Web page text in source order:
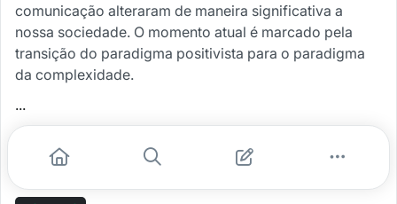
comunicação alteraram de maneira significativa a
nossa sociedade. O momento atual é marcado pela
transição do paradigma positivista para o paradigma
da complexidade.
...
#pensamento complexo
#edgar morin